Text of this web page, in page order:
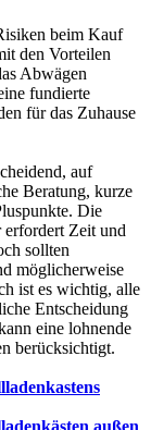
beim Kauf
den Vorteilen
Abwägen
fundierte
für das Zuhause
auf
Beratung, kurze
Die
erfordert Zeit und
sollten
möglicherweise
ist es wichtig, alle
Entscheidung
eine lohnende
berücksichtigt.
außen